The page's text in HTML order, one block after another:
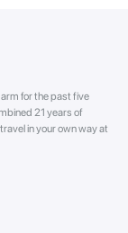
for the past five
21 years of
in your own way at